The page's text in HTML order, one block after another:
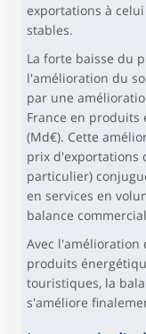
exportations à
stables.
La forte baisse du
l'amélioration du
par une
France en produits
(Md€). Cette
prix d'exportations
particulier)
en services en
balance
Avec l'amélioration
produits
touristiques, la
s'améliore